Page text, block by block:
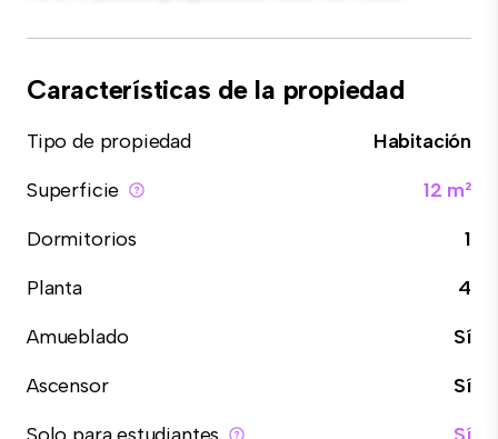
Características de la propiedad
Tipo de propiedad
Habitación
Superficie
12 m²
Dormitorios
1
Planta
4
Amueblado
Sí
Ascensor
Sí